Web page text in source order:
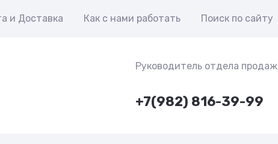
и Доставка Как с нами работать Поиск по сайту
Руководитель отдела продаж
+7(982) 816-39-99